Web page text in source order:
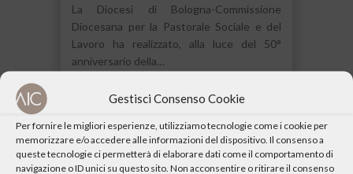
Gestisci Consenso Cookie
Per fornire le migliori esperienze, utilizziamo tecnologie come i cookie per
memorizzare e/o accedere alle informazioni del dispositivo. Il consenso a
queste tecnologie ci permetterà di elaborare dati come il comportamento di
navigazione o ID unici su questo sito. Non acconsentire o ritirare il consenso
La Diocesi di Bologna-Commissione
Diocesana per la Pastorale Sociale e del
Lavoro ha realizzato, alla luce del 50°
anniversario della…